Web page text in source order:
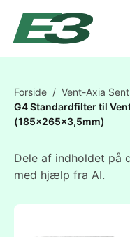
Forside / Vent-Axia
G4 Standardfilter til
(185x265x3,5mm)
Dele af indholdet på
med hjælp fra AI.